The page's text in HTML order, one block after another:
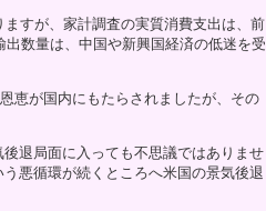
すが、家計調査の実質消費支出は、前
数量は、中国や新興国経済の低迷を受
恵が国内にもたらされましたが、その
退局面に入っても不思議ではありませ
悪循環が続くところへ米国の景気後退